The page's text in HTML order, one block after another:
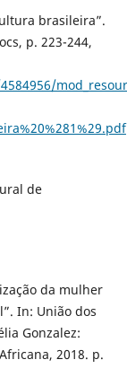
brasileira”.
p. 223-244,
de
da mulher
In: União dos
Gonzalez:
2018. p.